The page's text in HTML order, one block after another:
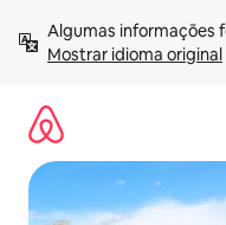
para
Mostrar idioma original